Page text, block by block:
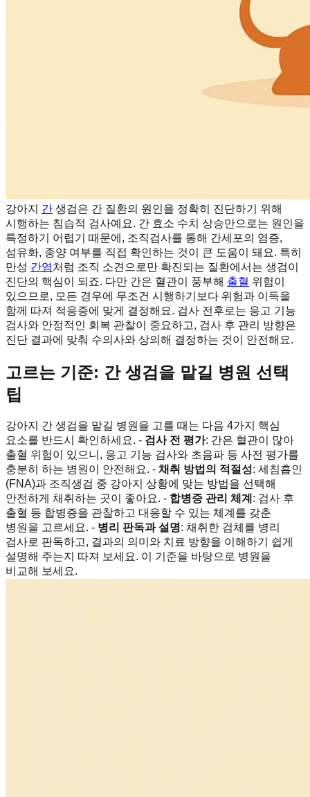
강아지 간 생검은 간 질환의 원인을 정확히 진단하기 위해
시행하는 침습적 검사예요. 간 효소 수치 상승만으로는 원인을
특정하기 어렵기 때문에, 조직검사를 통해 간세포의 염증,
섬유화, 종양 여부를 직접 확인하는 것이 큰 도움이 돼요. 특히
만성 간염처럼 조직 소견으로만 확진되는 질환에서는 생검이
진단의 핵심이 되죠. 다만 간은 혈관이 풍부해 출혈 위험이
있으므로, 모든 경우에 무조건 시행하기보다 위험과 이득을
함께 따져 적응증에 맞게 결정해요. 검사 전후로는 응고 기능
검사와 안정적인 회복 관찰이 중요하고, 검사 후 관리 방향은
진단 결과에 맞춰 수의사와 상의해 결정하는 것이 안전해요.
고르는 기준: 간 생검을 맡길 병원 선택
팁
강아지 간 생검을 맡길 병원을 고를 때는 다음 4가지 핵심
요소를 반드시 확인하세요. - 검사 전 평가: 간은 혈관이 많아
출혈 위험이 있으니, 응고 기능 검사와 초음파 등 사전 평가를
충분히 하는 병원이 안전해요. - 채취 방법의 적절성: 세침흡인
(FNA)과 조직생검 중 강아지 상황에 맞는 방법을 선택해
안전하게 채취하는 곳이 좋아요. - 합병증 관리 체계 : 검사 후
출혈 등 합병증을 관찰하고 대응할 수 있는 체계를 갖춘
병원을 고르세요. - 병리 판독과 설명: 채취한 검체를 병리
검사로 판독하고, 결과의 의미와 치료 방향을 이해하기 쉽게
설명해 주는지 따져 보세요. 이 기준을 바탕으로 병원을
비교해 보세요.